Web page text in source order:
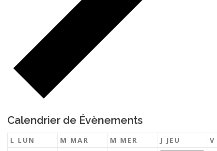
Calendrier de Évènements
L LUN M MAR M MER J JEU